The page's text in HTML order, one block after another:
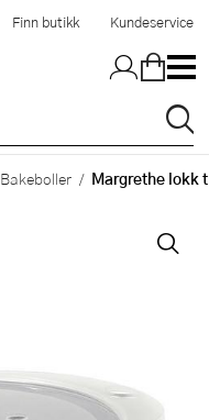
Finn butikk Kundeservice
Bakeboller Margrethe lokk